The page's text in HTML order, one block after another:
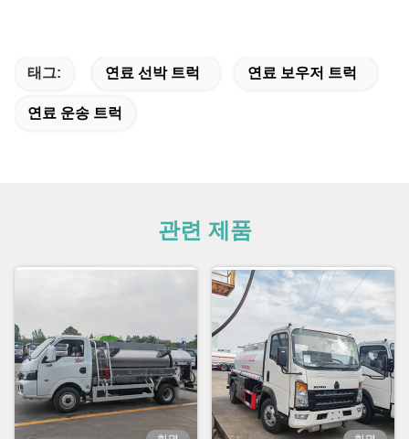
태그: 연료 선박 트럭 연료 보우저 트럭
연료 운송 트럭
관련 제품